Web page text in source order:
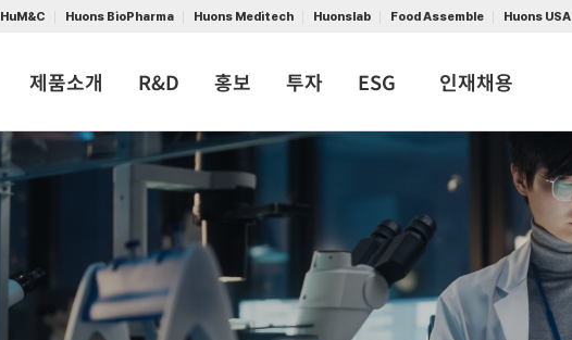
HuM&C Huons BioPharma Huons Meditech Huonslab Food Assemble Huons USA
제품소개 R&D 홍보 투자 ESG 인재채용